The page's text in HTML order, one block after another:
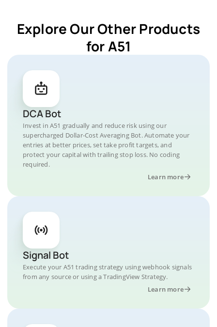
Explore Our Other Products
for A51
DCA Bot
Invest in A51 gradually and reduce risk using our
supercharged Dollar-Cost Averaging Bot. Automate your
entries at better prices, set take profit targets, and
protect your capital with trailing stop loss. No coding
required.
Learn more
Signal Bot
Execute your A51 trading strategy using webhook signals
from any source or using a TradingView Strategy.
Learn more